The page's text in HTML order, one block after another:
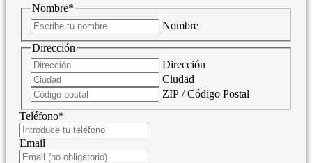
Nombre*
Nombre
Dirección
Dirección
Ciudad
ZIP / Código Postal
Teléfono*
Email